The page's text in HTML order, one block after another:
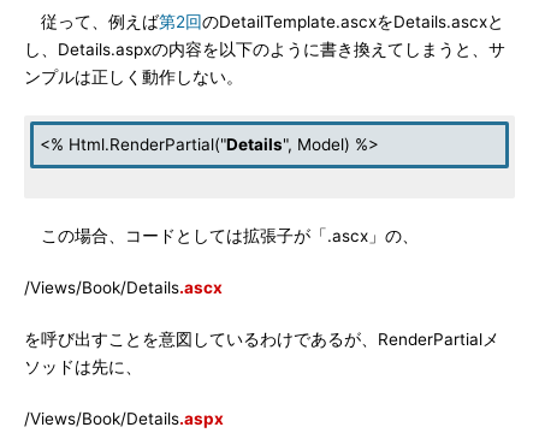
従って、例えば第2回のDetailTemplate.ascxをDetails.ascxと
し、Details.aspxの内容を以下のように書き換えてしまうと、サ
ンプルは正しく動作しない。
<% Html.RenderPartial("Details", Model) %>
この場合、コードとしては拡張子が「.ascx」の、
/Views/Book/Details.ascx
を呼び出すことを意図しているわけであるが、RenderPartialメ
ソッドは先に、
/Views/Book/Details.aspx